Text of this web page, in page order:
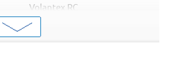
Volantex RC
Самолеты
10